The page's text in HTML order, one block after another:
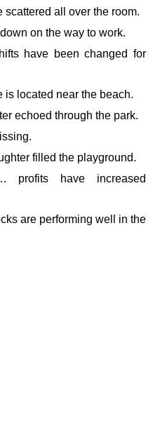
all over the room.
on the way to work.
have been changed for
located near the beach.
echoed through the park.
filled the playground.
profits have increased
are performing well in the